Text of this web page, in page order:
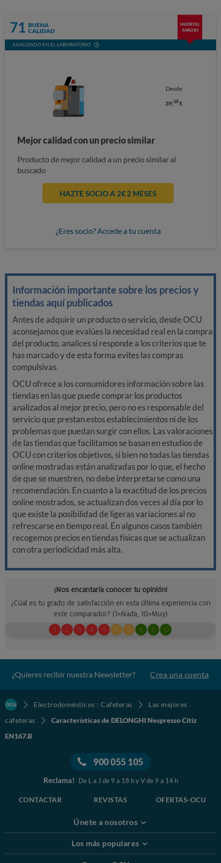
71 BUENA
CALIDAD
MEJOR DEL
ANÁLISIS
ANALIZADO EN EL LABORATORIO
Desde
39, 00€
Mejor calidad con un precio similar
Producto de mejor calidad a un precio similar al
buscado
HAZTE SOCIO A 2€ 2 MESES
¿Eres socio? Accede a tu cuenta
Información importante sobre los precios y
tiendas aquí publicados
Antes de adquirir un producto o servicio, desde OCU
aconsejamos que evalúes la necesidad real en la compra
del producto, analices si responde a los criterios que te
has marcado y de esta forma evites las compras
compulsivas.
OCU ofrece a los consumidores información sobre las
tiendas en las que puede comprar los productos
analizados al mejor precio, pero no es responsable del
servicio que prestan estos establecimientos ni de los
problemas que puedan surgir con ellos. Las valoraciones
de las tiendas que facilitamos se basan en estudios de
OCU con criterios objetivos, si bien no todas las tiendas
online mostradas están analizadas por lo que, el hecho
de que se muestren, no debe interpretarse como una
recomendación. En cuanto a la exactitud de los precios
online mostrados, se actualizan dos veces al día por lo
que existe la posibilidad de ligeras variaciones al no
refrescarse en tiempo real. En algunos casos también
recogemos precios en tiendas físicas que se actualizan
con otra periodicidad más alta.
¿Quieres recibir nuestra Newsletter? Crea una cuenta
Electrodomésticos : Cafeteras
Las mejores
cafeteras
Características de DELONGHI Nespresso Citiz
EN167.B
900 055 105
Reclama! De L a J de 9 a 18 h y V de 9 a 14 h
CONTACTAR REVISTAS OFERTAS-OCU
Únete a nosotros
Los más populares